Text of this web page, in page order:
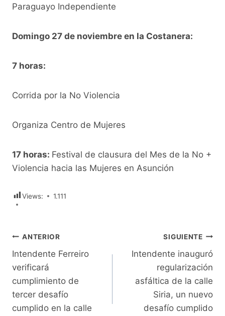
Paraguayo Independiente
Domingo 27 de noviembre en la Costanera:
7 horas:
Corrida por la No Violencia
Organiza Centro de Mujeres
17 horas: Festival de clausura del Mes de la No +
Violencia hacia las Mujeres en Asunción
Views: 1.111
Navegación
de
entradas
ANTERIOR
Intendente Ferreiro
verificará
cumplimiento de
tercer desafío
cumplido en la calle
SIGUIENTE
Intendente inauguró
regularización
asfáltica de la calle
Siria, un nuevo
desafío cumplido